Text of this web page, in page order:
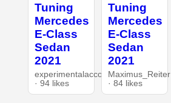
Tuning
Mercedes
E-Class
Sedan
2021
experimentalaccount
· 94 likes
Tuning
Mercedes
E-Class
Sedan
2021
Maximus_Reiter
· 84 likes